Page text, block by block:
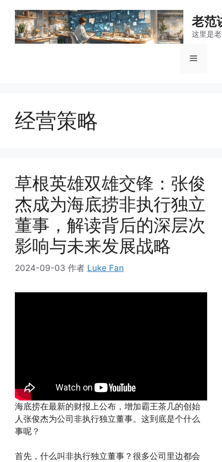
老范
这里是
菜
经营策略
草根英雄双雄交锋：张俊
杰成为海底捞非执行独立
董事，解读背后的深层次
影响与未来发展战略
2024-09-03 作者 Luke Fan
海底捞在最新的财报上公布，增加霸王茶几的创始
人张俊杰为公司非执行独立董事。这到底是个什么
事呢？
首先，什么叫非执行独立董事？很多公司里边都会